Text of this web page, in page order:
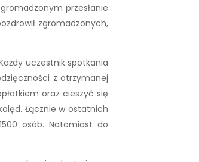
przesłanie
zgromadzonych,
uczestnik spotkania
z otrzymanej
oraz cieszyć się
Łącznie w ostatnich
osób. Natomiast do